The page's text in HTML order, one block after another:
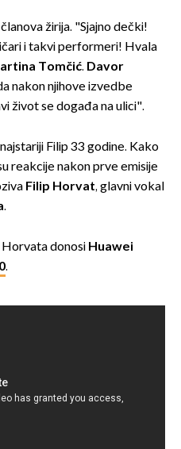
žirija. "Sjajno dečki!
i takvi performeri! Hvala
Tomčić. Davor
nakon njihove izvedbe
život se događa na ulici".
Filip 33 godine. Kako
reakcije nakon prve emisije
Filip Horvat, glavni vokal
.
donosi Huawei
.